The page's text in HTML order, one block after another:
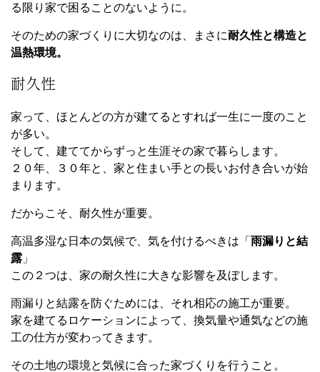
る限り家で困ることのないように。
そのための家づくりに大切なのは、まさに耐久性と構造と
温熱環境。
耐久性
家って、ほとんどの方が建てるとすれば一生に一度のこと
が多い。
そして、建ててからずっと生涯その家で暮らします。
２０年、３０年と、家と住まい手との長いお付き合いが始
まります。
だからこそ、耐久性が重要。
高温多湿な日本の気候で、気を付けるべきは「 雨漏りと結
露 」
この２つは、家の耐久性に大きな影響を及ぼします。
雨漏りと結露を防ぐためには、それ相応の施工が重要。
家を建てるロケーションによって、換気量や通気などの施
工の仕方が変わってきます。
その土地の環境と気候に合った家づくりを行うこと。